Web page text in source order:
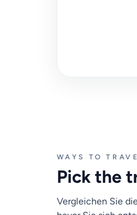
WAYS TO
Pick the
Vergleichen Sie